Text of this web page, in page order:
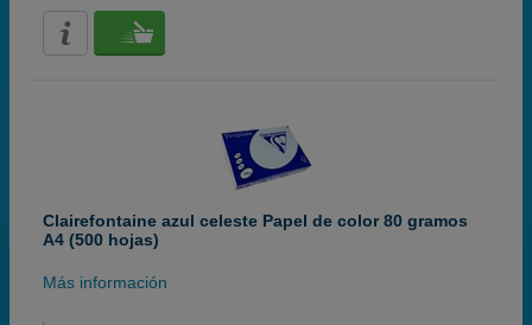
Clairefontaine azul celeste Papel de color 80 gramos
A4 (500 hojas)
Más información